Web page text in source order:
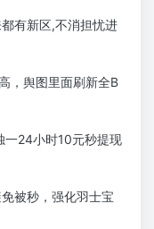
有新区,不消担忧进
，舆图里面刷新全B
一24小时10元秒提现
被秒，强化羽士宝